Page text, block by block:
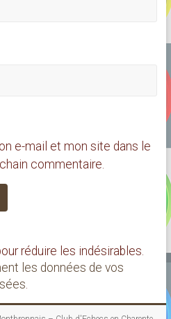
e-mail et mon site dans le
commentaire.
réduire les indésirables.
les données de vos